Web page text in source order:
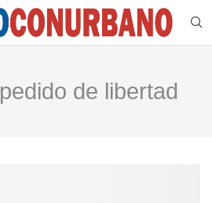
pedido de libertad